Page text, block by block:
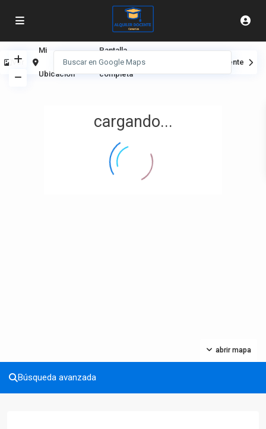
cargando...
abrir mapa
Ver
Mi
Ubicación
Pantalla
completa
Siguiente
Búsqueda avanzada